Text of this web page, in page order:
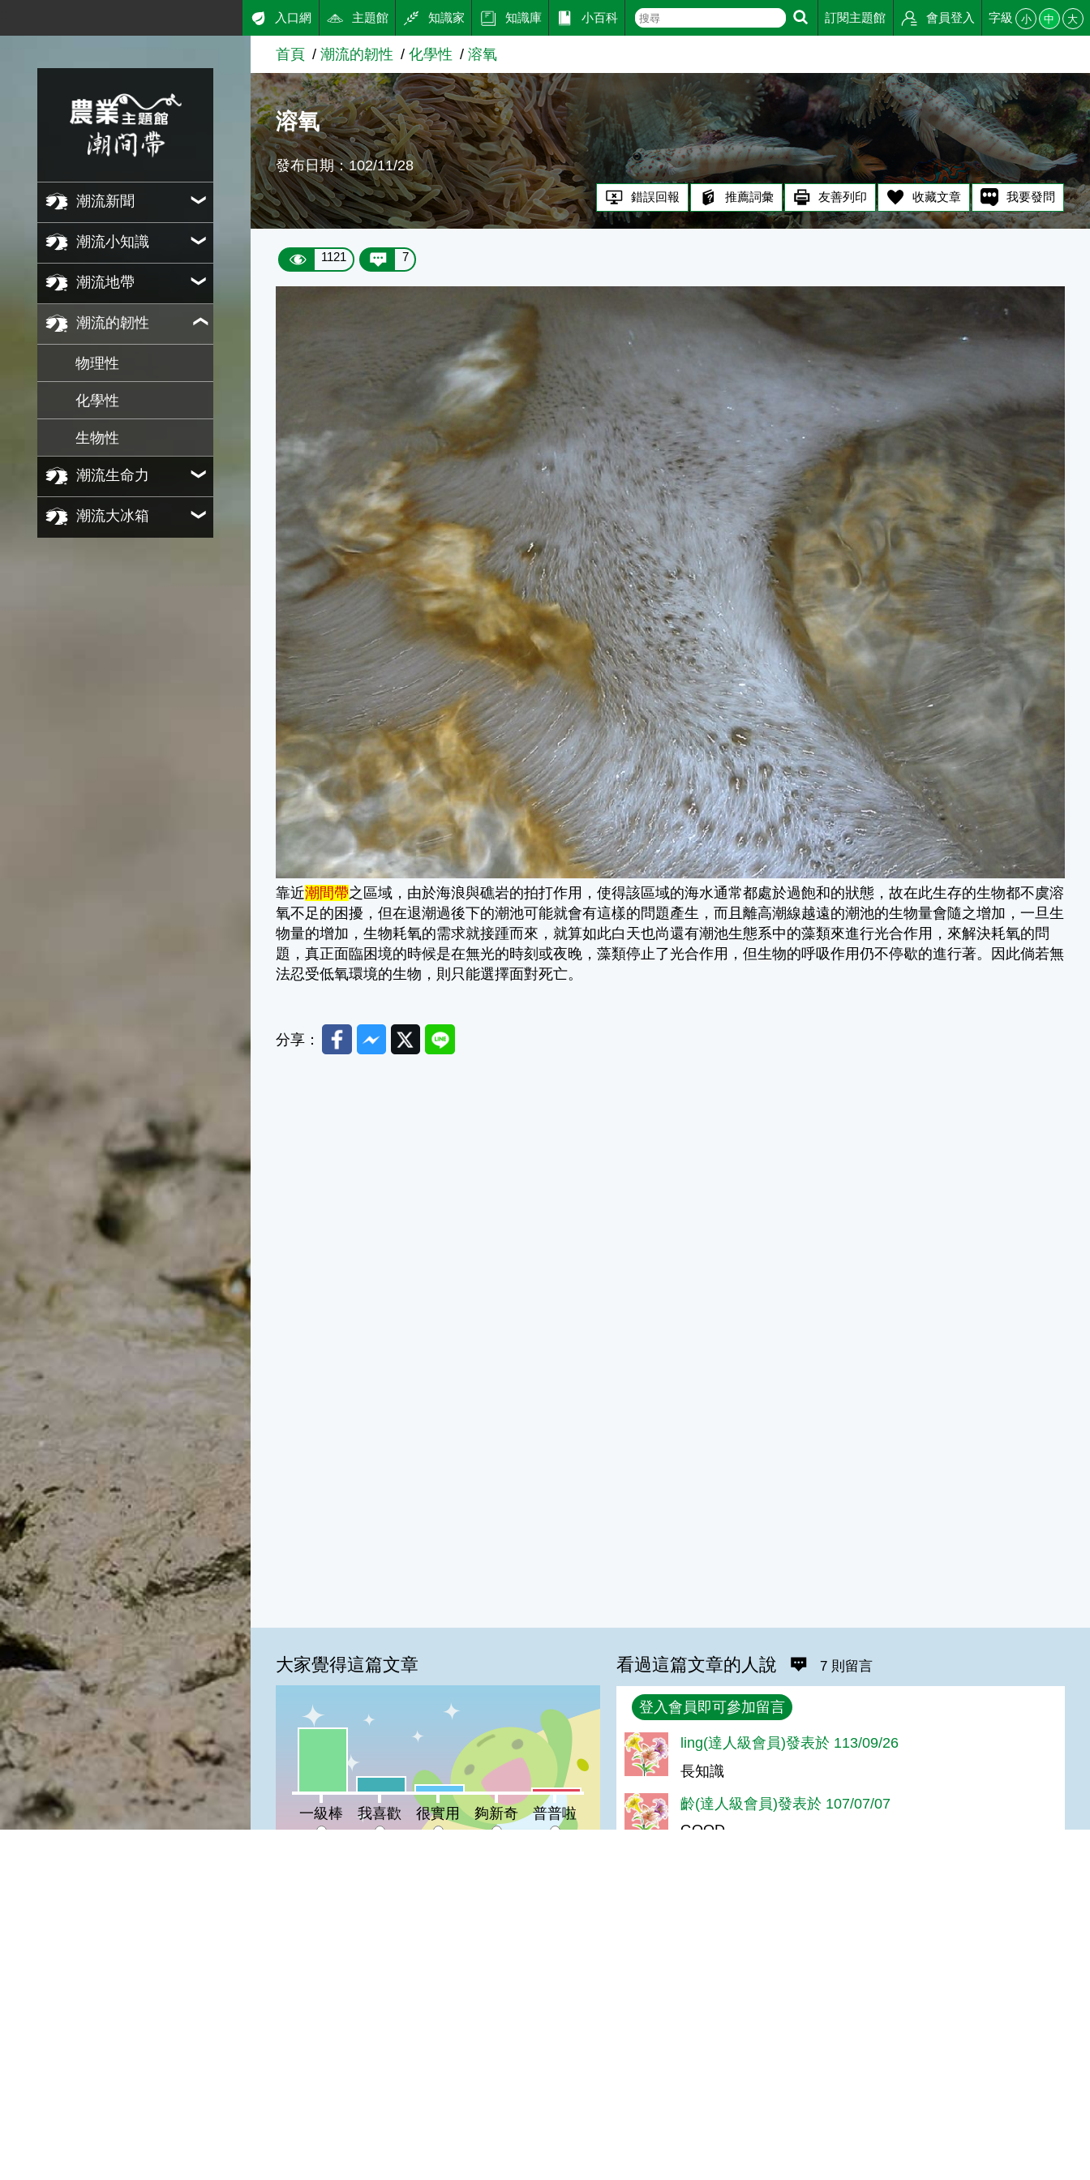
農業知識入口網
潮流新聞
潮流小知識
潮流地帶
潮流的韌性
物理性
化學性
生物性
潮流生命力
潮流大冰箱
入口網 主題館 知識家 知識庫 小百科 訂閱主題館 會員登入 字級 小 中 大
首頁 潮流的韌性 化學性 溶氧
溶氧
發布日期：102/11/28
錯誤回報 推薦詞彙 友善列印 收藏文章 我要發問
1121 7
靠近潮間帶之區域，由於海浪與礁岩的拍打作用，使得該區域的海水通常都處於過飽和的狀態，故在此生存的生物都不虞溶
氧不足的困擾，但在退潮過後下的潮池可能就會有這樣的問題產生，而且離高潮線越遠的潮池的生物量會隨之增加，一旦生
物量的增加，生物耗氧的需求就接踵而來，就算如此白天也尚還有潮池生態系中的藻類來進行光合作用，來解決耗氧的問
題，真正面臨困境的時候是在無光的時刻或夜晚，藻類停止了光合作用，但生物的呼吸作用仍不停歇的進行著。因此倘若無
法忍受低氧環境的生物，則只能選擇面對死亡。
分享： FacebookMessenger
TwitterLine
大家覺得這篇文章
我喜歡:17%很實用:8%夠新奇:0%普普啦:4%
一級棒
我喜歡 很實用 夠新奇 普普啦
看過這篇文章的人說 7 則留言
回覆
登入會員即可參加留言
ling(達人級會員)發表於 113/09/26
長知識
齡(達人級會員)發表於 107/07/07
GOOD